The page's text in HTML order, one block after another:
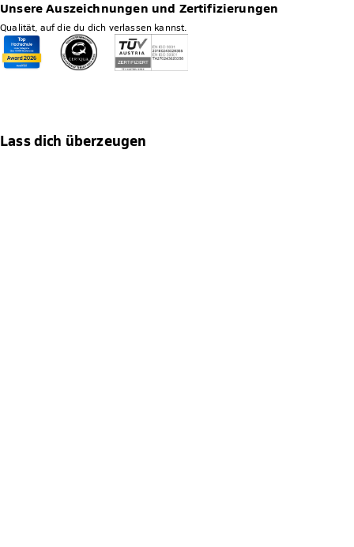
Unsere Auszeichnungen und Zertifizierungen
Qualität, auf die du dich verlassen kannst.
Lass dich überzeugen